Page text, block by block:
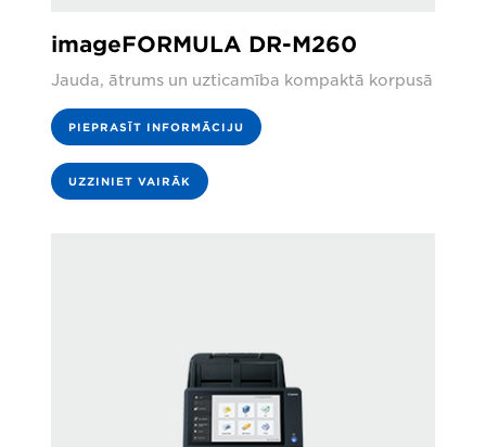
imageFORMULA DR-M260
Jauda, ātrums un uzticamība kompaktā korpusā
PIEPRASĪT INFORMĀCIJU
UZZINIET VAIRĀK